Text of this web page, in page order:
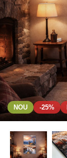
NOU -25%